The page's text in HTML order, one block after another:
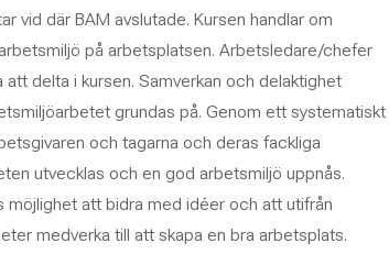
vid där BAM avslutade. Kursen handlar om
på arbetsplatsen. Arbetsledare/chefer
att delta i kursen. Samverkan och delaktighet
grundas på. Genom ett systematiskt
och tagarna och deras fackliga
utvecklas och en god arbetsmiljö uppnås.
möjlighet att bidra med idéer och att utifrån
medverka till att skapa en bra arbetsplats.